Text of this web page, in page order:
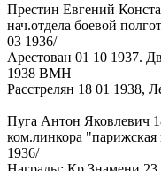
Престин Евгений
нач.отдела боевой
03 1936/
Арестован 01 10 1937.
1938 ВМН
Расстрелян 18 01 1938,
Пуга Антон Яковлевич
ком.линкора
1936/